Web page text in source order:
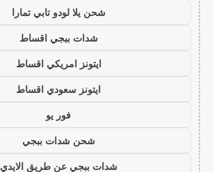
شحن يلا لودو تابي تمارا
شدات ببجي اقساط
ايتونز امريكي اقساط
ايتونز سعودي اقساط
فور يو
شحن شدات ببجي
شدات ببجي عن طريق الايدي